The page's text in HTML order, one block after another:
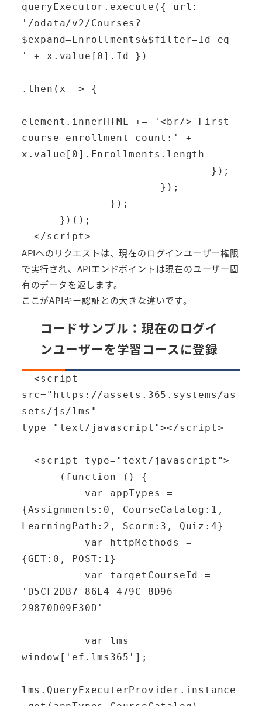
queryExecutor.execute({ url:
'/odata/v2/Courses?
$expand=Enrollments&$filter=Id eq
' + x.value[0].Id })
.then(x => {
element.innerHTML += '<br/> First
course enrollment count:' +
x.value[0].Enrollments.length
  </script>
APIへのリクエストは、現在のログインユーザー権限
で実行され、APIエンドポイントは現在のユーザー固
有のデータを返します。
ここがAPIキー認証との大きな違いです。
コードサンプル：現在のログイ
ンユーザーを学習コースに登録
  <script
src="https://assets.365.systems/as
sets/js/lms"
type="text/javascript"></script>
  <script type="text/javascript">
{Assignments:0, CourseCatalog:1,
LearningPath:2, Scorm:3, Quiz:4}
{GET:0, POST:1}
'D5CF2DB7-86E4-479C-8D96-
29870D09F30D'
window['ef.lms365'];
lms.QueryExecuterProvider.instance